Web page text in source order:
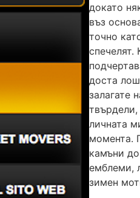
докато
въз
точно
спечелят.
доста
залагате
твърдели,
личната
момента.
камъни
емблеми,
зимен